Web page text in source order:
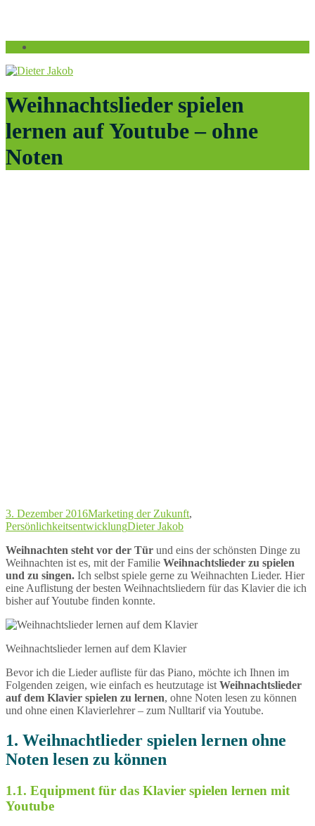
Weihnachtslieder spielen
lernen auf Youtube – ohne
Noten
3. Dezember 2016Marketing der Zukunft,
PersönlichkeitsentwicklungDieter Jakob
Weihnachten steht vor der Tür und eins der schönsten Dinge zu
Weihnachten ist es, mit der Familie Weihnachtslieder zu spielen
und zu singen. Ich selbst spiele gerne zu Weihnachten Lieder. Hier
eine Auflistung der besten Weihnachtsliedern für das Klavier die ich
bisher auf Youtube finden konnte.
Weihnachtslieder lernen auf dem Klavier
Bevor ich die Lieder aufliste für das Piano, möchte ich Ihnen im
Folgenden zeigen, wie einfach es heutzutage ist Weihnachtslieder
auf dem Klavier spielen zu lernen, ohne Noten lesen zu können
und ohne einen Klavierlehrer – zum Nulltarif via Youtube.
1. Weihnachtlieder spielen lernen ohne
Noten lesen zu können
1.1. Equipment für das Klavier spielen lernen mit
Youtube